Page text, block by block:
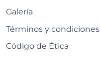
Galería
Términos y condiciones
Código de Ética